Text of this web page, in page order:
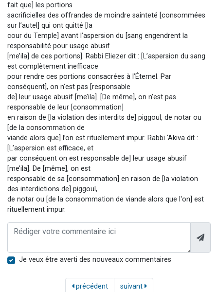
fait que] les portions
sacrificielles des offrandes de moindre sainteté [consommées
sur l’autel] qui ont quitté [la
cour du Temple] avant l’aspersion du [sang engendrent la
responsabilité pour usage abusif
[me’ila] de ces portions]. Rabbi Eliezer dit : [L’aspersion du sang
est complètement inefficace
pour rendre ces portions consacrées à l’Éternel. Par
conséquent], on n’est pas [responsable
de] leur usage abusif [me’ila]. [De même], on n’est pas
responsable de leur [consommation]
en raison de [la violation des interdits de] piggoul, de notar ou
[de la consommation de
viande alors que] l’on est rituellement impur. Rabbi ‘Akiva dit :
[L’aspersion est efficace, et
par conséquent on est responsable de] leur usage abusif
[me’ila]. De [même], on est
responsable de sa [consommation] en raison de [la violation
des interdictions de] piggoul,
de notar ou [de la consommation de viande alors que l'on] est
rituellement impur.
Je veux être averti des nouveaux commentaires
précédent suivant